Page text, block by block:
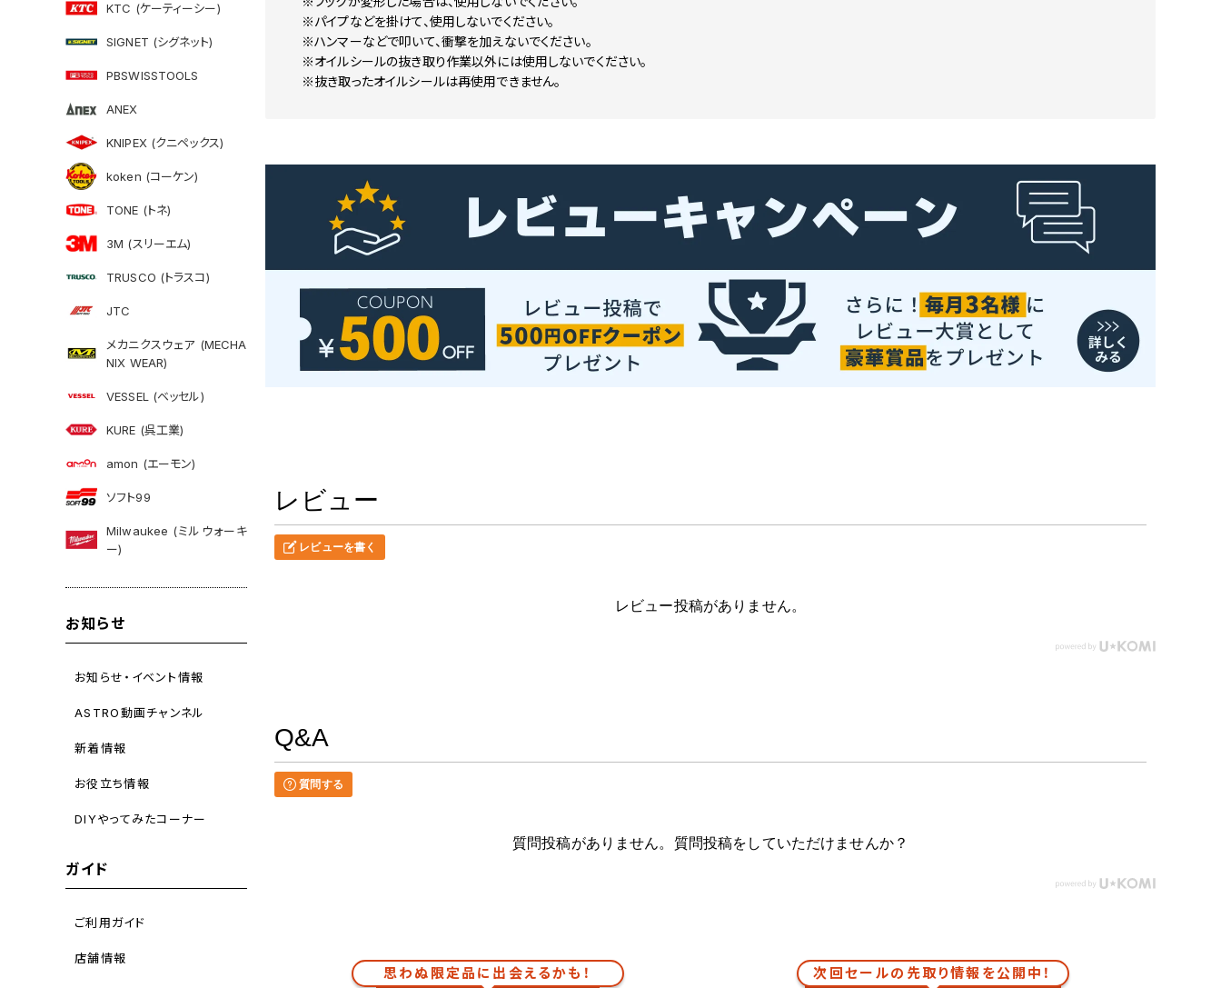
KTC (ケーティーシー)
SIGNET (シグネット)
PBSWISSTOOLS
ANEX
KNIPEX (クニペックス)
koken (コーケン)
TONE (トネ)
3M (スリーエム)
TRUSCO (トラスコ)
JTC
メカニクスウェア (MECHA
NIX WEAR)
VESSEL (ベッセル)
KURE (呉工業)
amon (エーモン)
ソフト99
Milwaukee (ミルウォーキ
ー)
お知らせ
お知らせ・イベント情報
ASTRO動画チャンネル
新着情報
お役立ち情報
DIYやってみたコーナー
ガイド
ご利用ガイド
店舗情報
※パイプなどを掛けて、使用しないでください。
※ハンマーなどで叩いて、衝撃を加えないでください。
※オイルシールの抜き取り作業以外には使用しないでください。
※抜き取ったオイルシールは再使用できません。
レビュー
レビューを書く
レビュー投稿がありません。
Q&A
質問する
質問投稿がありません。質問投稿をしていただけませんか？
思わぬ限定品に出会えるかも！ 次回セールの先取り情報を公開中！